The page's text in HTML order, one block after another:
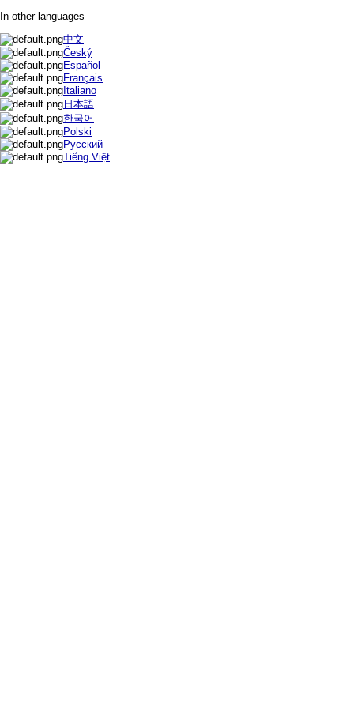
In other languages
中文
Český
Español
Français
Italiano
日本語
한국어
Polski
Русский
Tiếng Việt